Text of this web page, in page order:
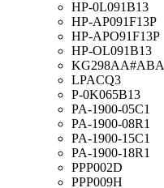
HP-0L091B13
HP-AP091F13P
HP-APO91F13P
HP-OL091B13
KG298AA#ABA
LPACQ3
P-0K065B13
PA-1900-05C1
PA-1900-08R1
PA-1900-15C1
PA-1900-18R1
PPP002D
PPP009H